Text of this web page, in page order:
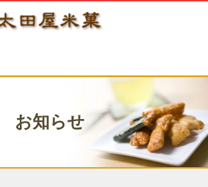
お知らせ